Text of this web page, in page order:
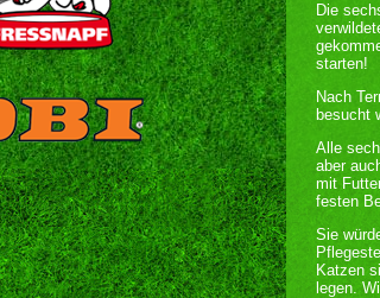
Die
starten!
Nach
besucht
Alle
aber
mit
festen
Sie
Katzen
legen.